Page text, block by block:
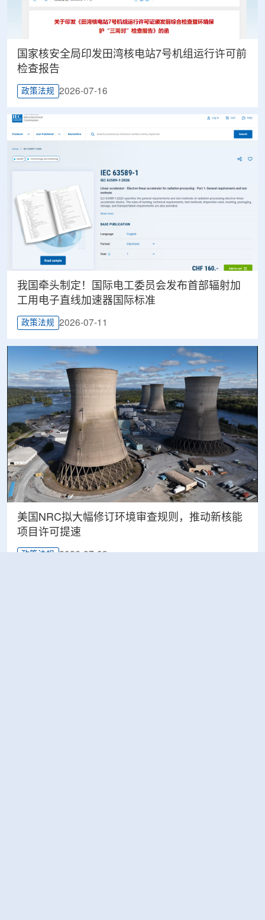
国家核安全局印发田湾核电站7号机组运行许可前
检查报告
政策法规 2026-07-16
我国牵头制定！国际电工委员会发布首部辐射加
工用电子直线加速器国际标准
政策法规 2026-07-11
美国NRC拟大幅修订环境审查规则，推动新核能
项目许可提速
政策法规 2026-07-09